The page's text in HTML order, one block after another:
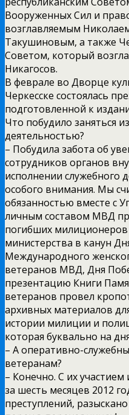
Вооруженных Сил и
возглавляемым
Такушиновым, а также
Советом, который
Никагосов.
В феврале во Дворце
Черкесске состоялась
подготовленной к
Что побудило заняться
деятельностью?
– Побудила забота об
сотрудников органов
исполнении служебного
особого внимания. Мы
обязанностью вместе с
личным составом МВД
погибших милиционеров
министерства в канун
Международного
ветеранов МВД, Дня
презентацию Книги
ветеранов провел
архивных материалов
истории милиции и
которая буквально на
– А оперативно-
ветеранам?
– Конечно. С их
за шесть месяцев 2012
преступлений,